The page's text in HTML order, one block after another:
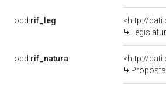
ocd:rif_leg
<http://
ocd:rif_natura
<http://